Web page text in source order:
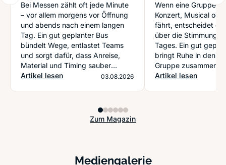
Veranstaltungstag bares
Zeitpolster schafft
Bei Messen zählt oft jede Minute
– vor allem morgens vor Öffnung
und abends nach einem langen
Tag. Ein gut geplanter Bus
bündelt Wege, entlastet Teams
und sorgt dafür, dass Anreise,
Material und Timing sauber
zusammenlaufen.
Artikel lesen 03.08.2026
Teil des
Wenn eine Gruppe
Konzert, Musical
fährt, entscheidet
über die Stimmung
Tages. Ein gut
bringt Ruhe in den
Gruppe zusammen
den Ausflug spürbar
Artikel lesen
Zum Magazin
Mediengalerie